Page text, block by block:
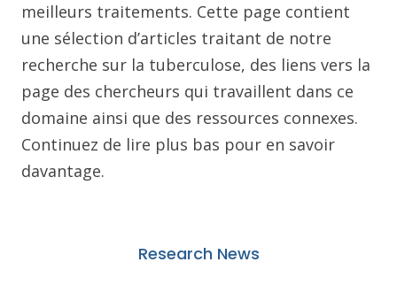
meilleurs traitements. Cette page contient
une sélection d’articles traitant de notre
recherche sur la tuberculose, des liens vers la
page des chercheurs qui travaillent dans ce
domaine ainsi que des ressources connexes.
Continuez de lire plus bas pour en savoir
davantage.
Research News